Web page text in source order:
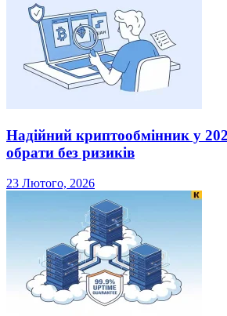
Надійний криптообмінник у
обрати без ризиків
23 Лютого, 2026